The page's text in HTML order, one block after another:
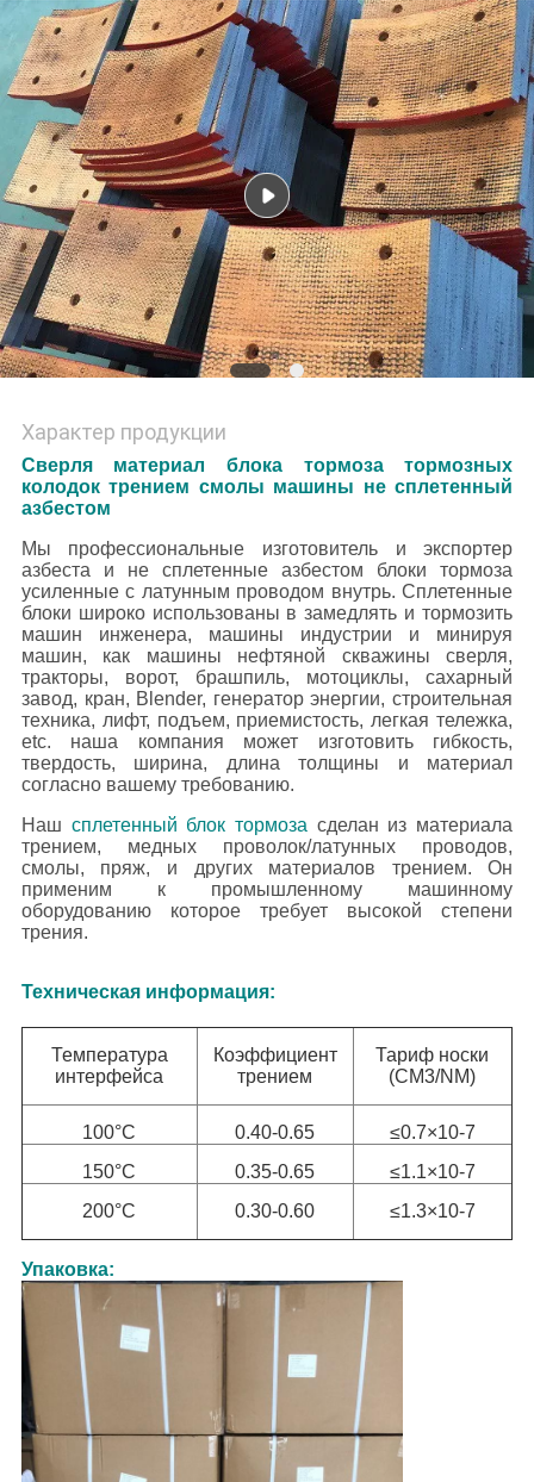
Характер продукции
Сверля материал блока тормоза тормозных
колодок трением смолы машины не сплетенный
азбестом
Мы профессиональные изготовитель и экспортер
азбеста и не сплетенные азбестом блоки тормоза
усиленные с латунным проводом внутрь. Сплетенные
блоки широко использованы в замедлять и тормозить
машин инженера, машины индустрии и минируя
машин, как машины нефтяной скважины сверля,
тракторы, ворот, брашпиль, мотоциклы, сахарный
завод, кран, Blender, генератор энергии, строительная
техника, лифт, подъем, приемистость, легкая тележка,
etc. наша компания может изготовить гибкость,
твердость, ширина, длина толщины и материал
согласно вашему требованию.
Наш сплетенный блок тормоза сделан из материала
трением, медных проволок/латунных проводов,
смолы, пряж, и других материалов трением. Он
применим к промышленному машинному
оборудованию которое требует высокой степени
трения.
Техническая информация:
Температура
интерфейса
Коэффициент
трением
Тариф носки
(CM3/NM)
100°C 0.40-0.65
≤0.7×10-7
150°C
0.35-0.65
≤1.1×10-7
200°C
0.30-0.60 ≤1.3×10-7
Упаковка: